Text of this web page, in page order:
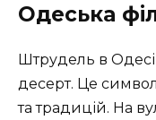
Одеська
Штрудель в
десерт. Це
та традицій. На